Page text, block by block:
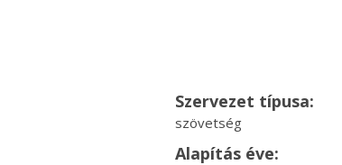
Szervezet típusa:
szövetség
Alapítás éve: